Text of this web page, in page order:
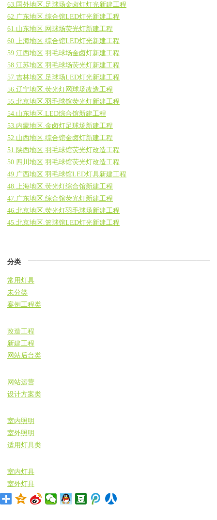
63.国外地区.足球场金卤灯灯光新建工程
62.广东地区.综合馆LED灯光新建工程
61.山东地区.网球场荧光灯新建工程
60.上海地区.综合馆LED灯光新建工程
59.江西地区.羽毛球场金卤灯新建工程
58.江苏地区.羽毛球场荧光灯新建工程
57.吉林地区.足球场LED灯光新建工程
56.辽宁地区.荧光灯网球场改造工程
55.北京地区.羽毛球馆荧光灯新建工程
54.山东地区.LED综合馆新建工程
53.内蒙地区.金卤灯足球场新建工程
52.山西地区.综合馆金卤灯新建工程
51.陕西地区.羽毛球馆荧光灯改造工程
50.四川地区.羽毛球馆荧光灯改造工程
49.广西地区.羽毛球馆LED灯具新建工程
48.上海地区.荧光灯综合馆新建工程
47.广东地区.综合馆荧光灯新建工程
46.北京地区.荧光灯羽毛球场新建工程
45.北京地区.篮球馆LED灯光新建工程
分类
常用灯具
未分类
案例工程类
改造工程
新建工程
网站后台类
网站运营
设计方案类
室内照明
室外照明
适用灯具类
室内灯具
室外灯具